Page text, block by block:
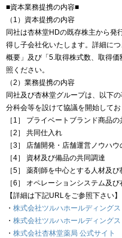
■資本業務提携の内容■
（1）資本提携の内容
同社は杏林堂HDの既存株主から発
得し子会社化いたします。詳細に
概要」及び「5.取得株式数、取得
照ください。
（2）業務提携の内容
同社及び杏林堂グループは、以下
分科会等を設けて協議を開始してお
［1］ プライベートブランド商品
［2］ 共同仕入れ
［3］ 店舗開発・店舗運営ノウハウ
［4］ 資材及び備品の共同調達
［5］ 薬剤師を中心とする人材及
［6］ オペレーションシステム及
【詳細は下記URLをご参照下さい】
・ 株式会社ツルハホールディング
・ 株式会社ツルハホールディングス
・ 株式会社杏林堂薬局 公式サイト